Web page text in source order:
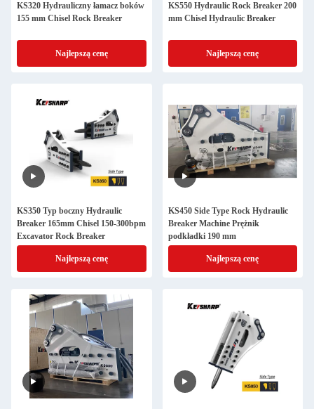
KS320 Hydrauliczny łamacz boków
155 mm Chisel Rock Breaker
Najlepszą cenę
KS550 Hydraulic Rock Breaker 200
mm Chisel Hydraulic Breaker
Najlepszą cenę
KS350 Typ boczny Hydraulic
Breaker 165mm Chisel 150-300bpm
Excavator Rock Breaker
Najlepszą cenę
KS450 Side Type Rock Hydraulic
Breaker Machine Prężnik
podkładki 190 mm
Najlepszą cenę